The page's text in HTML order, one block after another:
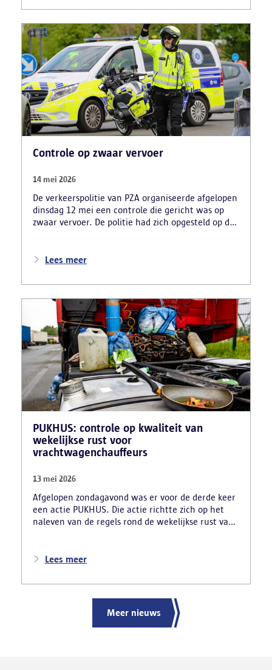
Controle op zwaar vervoer
14 mei 2026
De verkeerspolitie van PZA organiseerde afgelopen
dinsdag 12 mei een controle die gericht was op
zwaar vervoer. De politie had zich opgesteld op de
inspectiediensten en partners. Denk daarbij aan
FAVV.
Lees meer
PUKHUS: controle op kwaliteit van
wekelijkse rust voor
vrachtwagenchauffeurs
13 mei 2026
Afgelopen zondagavond was er voor de derde keer
een actie PUKHUS. Die actie richtte zich op het
naleven van de regels rond de wekelijkse rust van
controlediensten stelden onder meer vast dat 24
vrachtwagen namen. In totaal inde de politie voor
arbeidsinspectie startte ook drie onderzoeken naar
mogelijke sociale dumping.
Lees meer
Meer nieuws